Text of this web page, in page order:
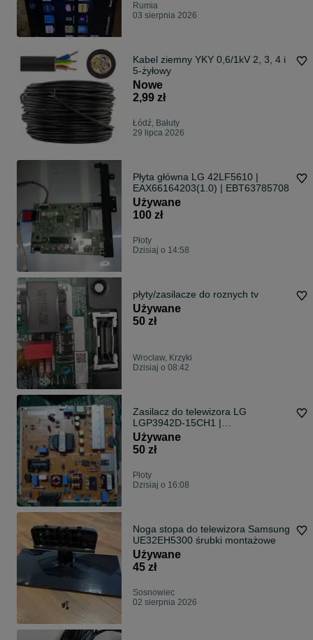
Rumia
03 sierpnia 2026
Kabel ziemny YKY 0,6/1kV 2, 3, 4 i
5-żyłowy
Nowe
2,99 zł
Łódź, Bałuty
29 lipca 2026
Płyta główna LG 42LF5610 |
EAX66164203(1.0) | EBT63785708
Używane
100 zł
Płoty
Dzisiaj o 14:58
płyty/zasilacze do roznych tv
Używane
50 zł
Wrocław, Krzyki
Dzisiaj o 08:42
Zasilacz do telewizora LG
LGP3942D-15CH1 |
EAX66203001(1.6)
Używane
50 zł
Płoty
Dzisiaj o 16:08
Noga stopa do telewizora Samsung
UE32EH5300 śrubki montażowe
Używane
45 zł
Sosnowiec
02 sierpnia 2026